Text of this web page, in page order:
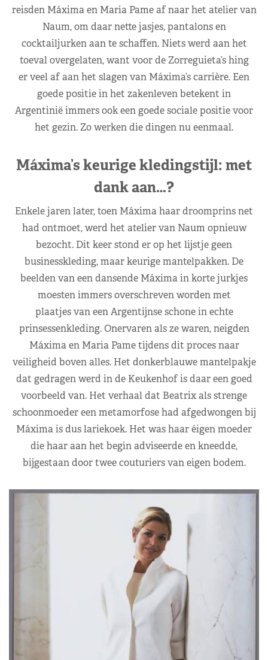
reisden Máxima en Maria Pame af naar het atelier van
Naum, om daar nette jasjes, pantalons en
cocktailjurken aan te schaffen. Niets werd aan het
toeval overgelaten, want voor de Zorreguieta’s hing
er veel af aan het slagen van Máxima’s carrière. Een
goede positie in het zakenleven betekent in
Argentinië immers ook een goede sociale positie voor
het gezin. Zo werken die dingen nu eenmaal.
Máxima’s keurige kledingstijl: met
dank aan…?
Enkele jaren later, toen Máxima haar droomprins net
had ontmoet, werd het atelier van Naum opnieuw
bezocht. Dit keer stond er op het lijstje geen
businesskleding, maar keurige mantelpakken. De
beelden van een dansende Máxima in korte jurkjes
moesten immers overschreven worden met
plaatjes van een Argentijnse schone in echte
prinsessenkleding. Onervaren als ze waren, neigden
Máxima en Maria Pame tijdens dit proces naar
veiligheid boven alles. Het donkerblauwe mantelpakje
dat gedragen werd in de Keukenhof is daar een goed
voorbeeld van. Het verhaal dat Beatrix als strenge
schoonmoeder een metamorfose had afgedwongen bij
Máxima is dus lariekoek. Het was haar éigen moeder
die haar aan het begin adviseerde en kneedde,
bijgestaan door twee couturiers van eigen bodem.